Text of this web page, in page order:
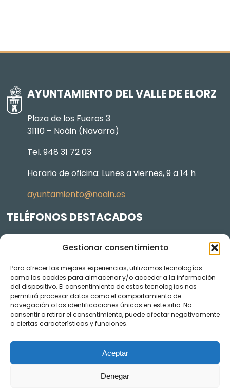
Gestionar consentimiento
Para ofrecer las mejores experiencias, utilizamos tecnologías
como las cookies para almacenar y/o acceder a la información
del dispositivo. El consentimiento de estas tecnologías nos
permitirá procesar datos como el comportamiento de
navegación o las identificaciones únicas en este sitio. No
consentir o retirar el consentimiento, puede afectar negativamente
a ciertas características y funciones.
Aceptar
Denegar
AYUNTAMIENTO DEL VALLE DE ELORZ
Plaza de los Fueros 3
31110 – Noáin (Navarra)
Tel. 948 31 72 03
Horario de oficina: Lunes a viernes, 9 a 14 h
ayuntamiento@noain.es
TELÉFONOS DESTACADOS
605 834 045
948 368 156
Jardinería y Agenda Local 2030
948 074 848
TRANSPARENCIA
Videos de los plenos en YouTube